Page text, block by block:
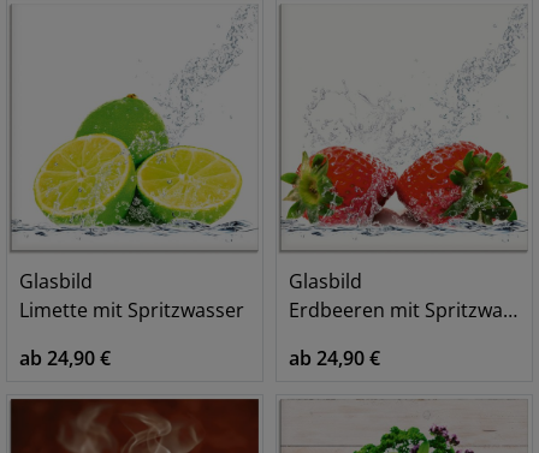
Glasbild
Limette mit Spritzwasser
ab 24,90 €
Glasbild
Erdbeeren mit Spritzwasser
ab 24,90 €